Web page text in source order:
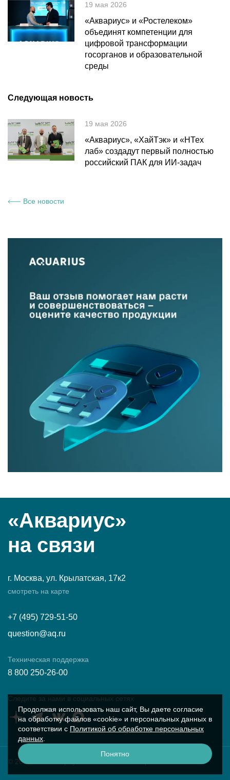
19 мая 2026
«Аквариус» и «Ростелеком»
объединят компетенции для
цифровой трансформации
госорганов и образовательной
среды
Следующая новость
19 мая 2026
«Аквариус», «ХайТэк» и «НТех
лаб» создадут первый полностью
российский ПАК для ИИ-задач
Все новости
«Аквариус»
на связи
г. Москва, ул. Крылатская, 17к2
смотреть на карте
+7 (495) 729-51-50
question@aq.ru
Техническая поддержка
8 800 250-26-00
Следите за нами в социальных сетях
© 2026 ПК «Аквариус»
Продолжая использовать наш сайт, Вы даете согласие
на обработку файлов «cookie» и персональных данных в
соответствии с Политикой об обработке персональных
данных
Понятно